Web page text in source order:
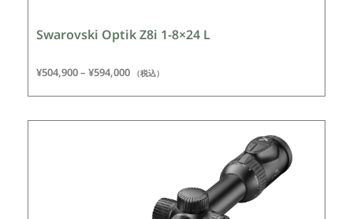
Swarovski Optik Z8i 1-8×24 L
¥504,900– ¥594,000 （税込）